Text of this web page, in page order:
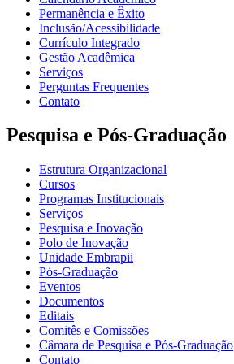
Permanência e Êxito
Inclusão/Acessibilidade
Currículo Integrado
Gestão Acadêmica
Serviços
Perguntas Frequentes
Contato
Pesquisa e Pós-Graduação
Estrutura Organizacional
Cursos
Programas Institucionais
Serviços
Pesquisa e Inovação
Polo de Inovação
Unidade Embrapii
Pós-Graduação
Eventos
Documentos
Editais
Comitês e Comissões
Câmara de Pesquisa e Pós-Graduação
Contato